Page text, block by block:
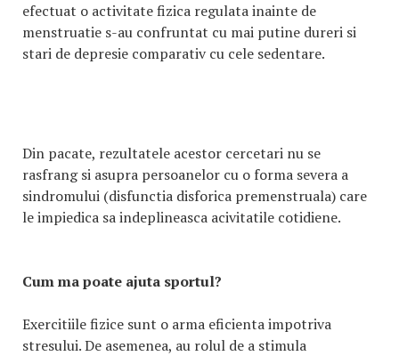
efectuat o activitate fizica regulata inainte de
menstruatie s-au confruntat cu mai putine dureri si
stari de depresie comparativ cu cele sedentare.
Din pacate, rezultatele acestor cercetari nu se
rasfrang si asupra persoanelor cu o forma severa a
sindromului (disfunctia disforica premenstruala) care
le impiedica sa indeplineasca acivitatile cotidiene.
Cum ma poate ajuta sportul?
Exercitiile fizice sunt o arma eficienta impotriva
stresului. De asemenea, au rolul de a stimula